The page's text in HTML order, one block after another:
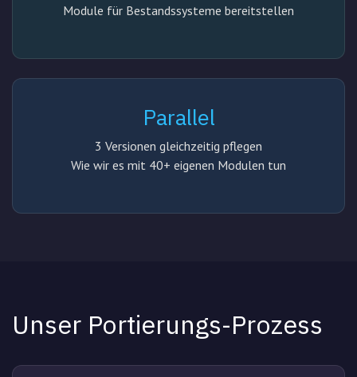
Module für Bestandssysteme bereitstellen
Parallel
3 Versionen gleichzeitig pflegen
Wie wir es mit 40+ eigenen Modulen tun
Unser Portierungs-Prozess